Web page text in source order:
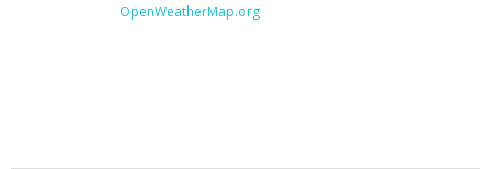
OpenWeatherMap.org